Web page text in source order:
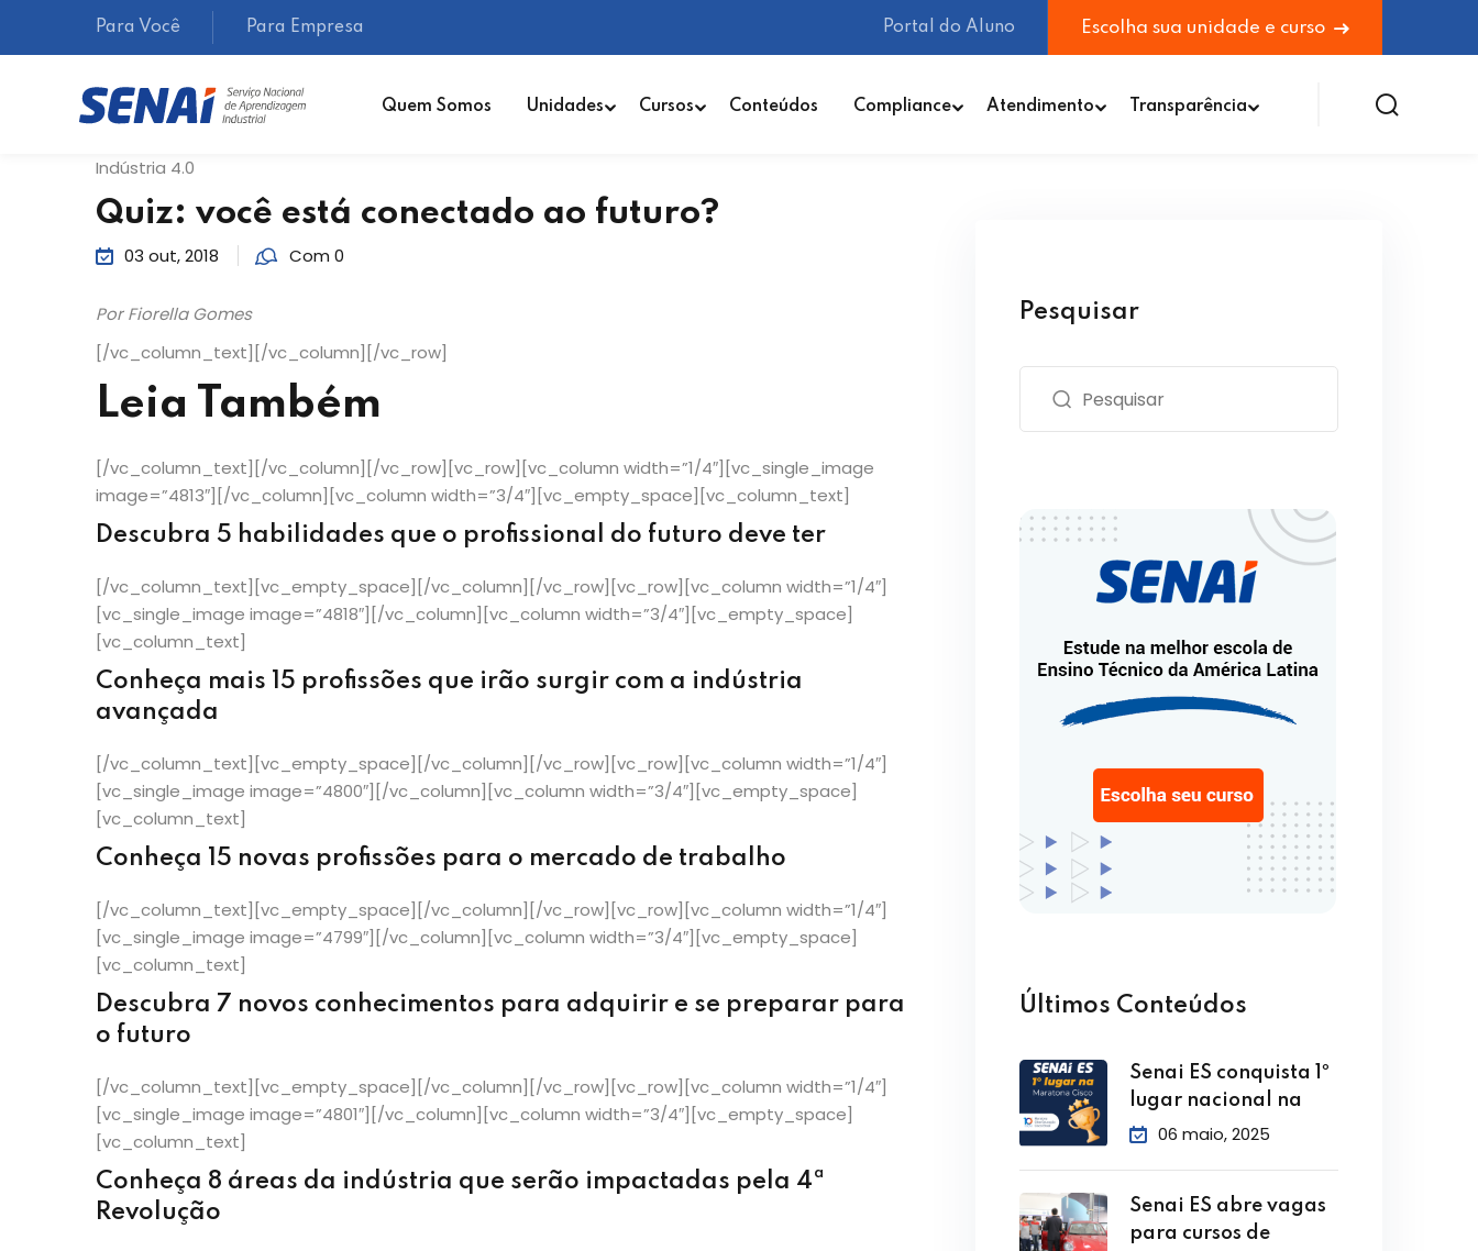
Para Você Para Empresa Portal do Aluno Escolha sua unidade e curso
Quem Somos Unidades Cursos Conteúdos Compliance Atendimento Transparência
Indústria 4.0
Quiz: você está conectado ao futuro?
03 out, 2018 Com 0
Por Fiorella Gomes
[/vc_column_text][/vc_column][/vc_row]
Leia Também
[/vc_column_text][/vc_column][/vc_row][vc_row][vc_column width=”1/4″][vc_single_image
image=”4813″][/vc_column][vc_column width=”3/4″][vc_empty_space][vc_column_text]
Descubra 5 habilidades que o profissional do futuro deve ter
[/vc_column_text][vc_empty_space][/vc_column][/vc_row][vc_row][vc_column width=”1/4″]
[vc_single_image image=”4818″][/vc_column][vc_column width=”3/4″][vc_empty_space]
[vc_column_text]
Conheça mais 15 profissões que irão surgir com a indústria
avançada
[/vc_column_text][vc_empty_space][/vc_column][/vc_row][vc_row][vc_column width=”1/4″]
[vc_single_image image=”4800″][/vc_column][vc_column width=”3/4″][vc_empty_space]
[vc_column_text]
Conheça 15 novas profissões para o mercado de trabalho
[/vc_column_text][vc_empty_space][/vc_column][/vc_row][vc_row][vc_column width=”1/4″]
[vc_single_image image=”4799″][/vc_column][vc_column width=”3/4″][vc_empty_space]
[vc_column_text]
Descubra 7 novos conhecimentos para adquirir e se preparar para
o futuro
[/vc_column_text][vc_empty_space][/vc_column][/vc_row][vc_row][vc_column width=”1/4″]
[vc_single_image image=”4801″][/vc_column][vc_column width=”3/4″][vc_empty_space]
[vc_column_text]
Conheça 8 áreas da indústria que serão impactadas pela 4ª
Revolução
Pesquisar
Últimos Conteúdos
Senai ES conquista 1º
lugar nacional na
06 maio, 2025
Senai ES abre vagas
para cursos de
Lembrar-me Esqueceu sua senha?